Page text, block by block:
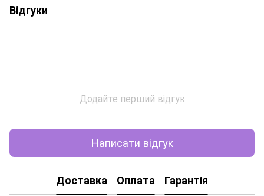
Відгуки
Додайте перший відгук
Написати відгук
Доставка Оплата Гарантія